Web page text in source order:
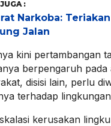
:
Narkoba:
Jalan
kini pertambangan
berpengaruh
disisi lain, perlu
terhadap
kerusakan